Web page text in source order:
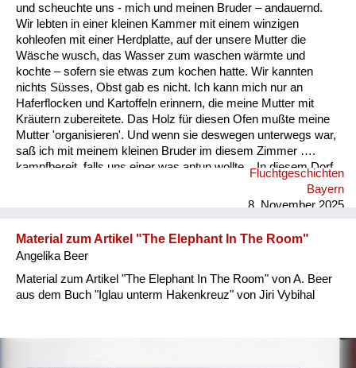
und scheuchte uns - mich und meinen Bruder – andauernd.
Wir lebten in einer kleinen Kammer mit einem winzigen
kohleofen mit einer Herdplatte, auf der unsere Mutter die
Wäsche wusch, das Wasser zum waschen wärmte und
kochte – sofern sie etwas zum kochen hatte. Wir kannten
nichts Süsses, Obst gab es nicht. Ich kann mich nur an
Haferflocken und Kartoffeln erinnern, die meine Mutter mit
Kräutern zubereitete. Das Holz für diesen Ofen mußte meine
Mutter 'organisieren'. Und wenn sie deswegen unterwegs war,
saß ich mit meinem kleinen Bruder im diesem Zimmer ….
kampfbereit, falls uns einer was antun wollte... In diesem Dorf
half uns nur eine Frau manchmal mit Lebensmittel aus... Das
ganze Leben, wenn ich an diesen Bauern dachte, habe ich ihm
geprägt. Ich...
Fluchtgeschichten
Bayern
8. November 2025
Material zum Artikel "The Elephant In The Room"
Angelika Beer
Material zum Artikel "The Elephant In The Room" von A. Beer
aus dem Buch "Iglau unterm Hakenkreuz" von Jiri Vybihal